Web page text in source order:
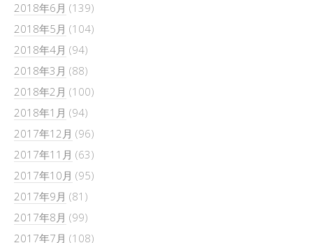
2018年6月 (139)
2018年5月 (104)
2018年4月 (94)
2018年3月 (88)
2018年2月 (100)
2018年1月 (94)
2017年12月 (96)
2017年11月 (63)
2017年10月 (95)
2017年9月 (81)
2017年8月 (99)
2017年7月 (108)